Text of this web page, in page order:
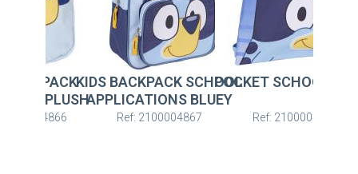
SCHOOL
BLUEY
2100004867
POCKET SCHOOL BLUEY
Ref: 2100004868
KIDS BACKPACK
PRESCHOOL
BLUEY
Ref: 2100004866